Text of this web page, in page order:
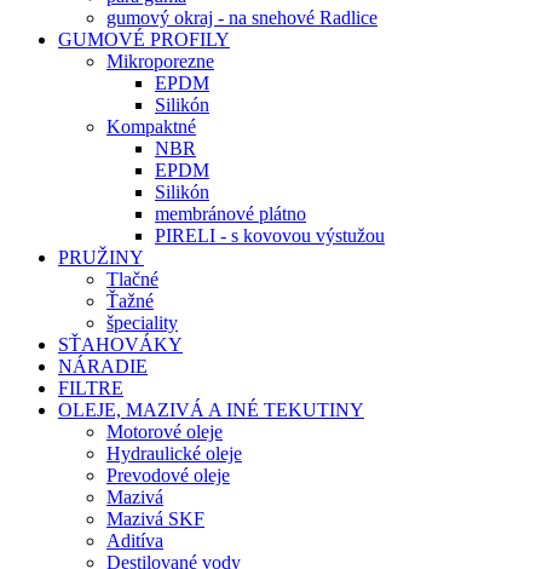
gumový okraj - na snehové Radlice
GUMOVÉ PROFILY
Mikroporezne
EPDM
Silikón
Kompaktné
NBR
EPDM
Silikón
membránové plátno
PIRELI - s kovovou výstužou
PRUŽINY
Tlačné
Ťažné
špeciality
SŤAHOVÁKY
NÁRADIE
FILTRE
OLEJE, MAZIVÁ A INÉ TEKUTINY
Motorové oleje
Hydraulické oleje
Prevodové oleje
Mazivá
Mazivá SKF
Aditíva
Destilované vody